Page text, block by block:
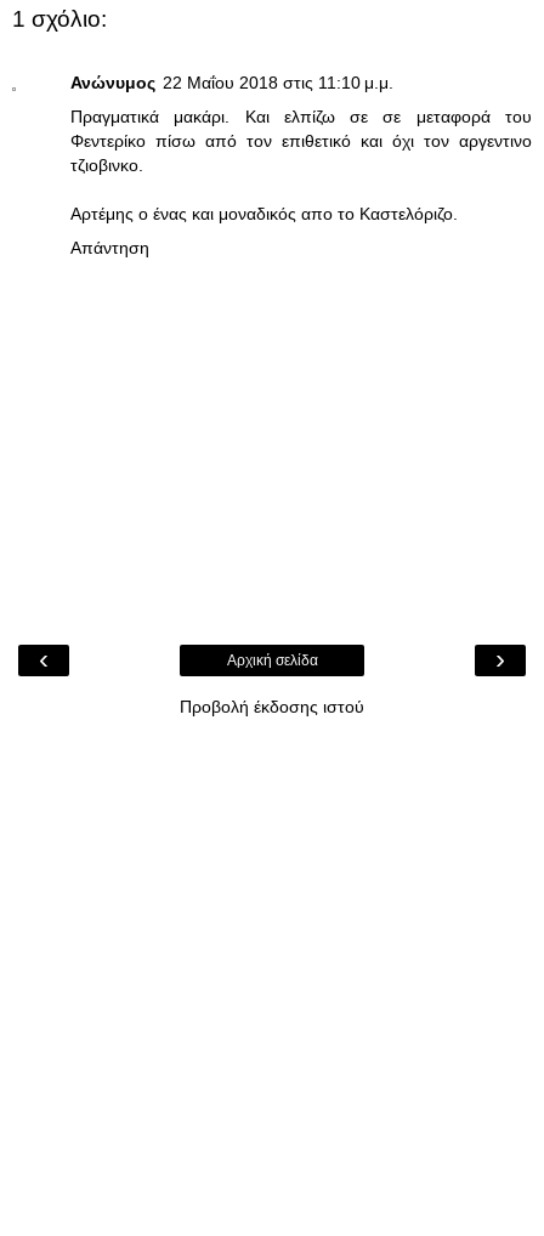
1 σχόλιο:
Ανώνυμος 22 Μαΐου 2018 στις 11:10 μ.μ.
Πραγματικά μακάρι. Και ελπίζω σε σε μεταφορά του
Φεντερίκο πίσω από τον επιθετικό και όχι τον αργεντινο
τζιοβινκο.
Αρτέμης ο ένας και μοναδικός απο το Καστελόριζο.
Απάντηση
‹ ›
Αρχική σελίδα
Προβολή έκδοσης ιστού